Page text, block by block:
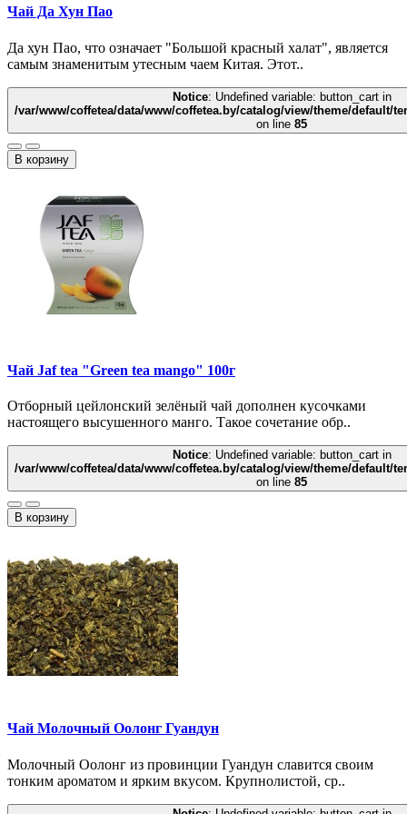
Чай Да Хун Пао
Да хун Пао, что означает "Большой красный халат", является
самым знаменитым утесным чаем Китая. Этот..
Notice: Undefined variable: button_cart in
/var/www/coffetea/data/www/coffetea.by/catalog/view/theme/default/
on line 85
В корзину
Чай Jaf tea "Green tea mango" 100г
Отборный цейлонский зелёный чай дополнен кусочками
настоящего высушенного манго. Такое сочетание обр..
Notice: Undefined variable: button_cart in
/var/www/coffetea/data/www/coffetea.by/catalog/view/theme/default/
on line 85
В корзину
Чай Молочный Оолонг Гуандун
Молочный Оолонг из провинции Гуандун славится своим
тонким ароматом и ярким вкусом. Крупнолистой, ср..